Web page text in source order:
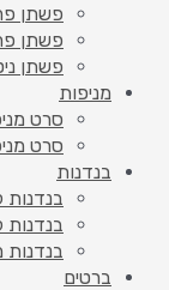
פשתן
פשתן
פשתן
מניפות
סרט
סרט
בנדנות
בנדנות
בנדנות
ברטים